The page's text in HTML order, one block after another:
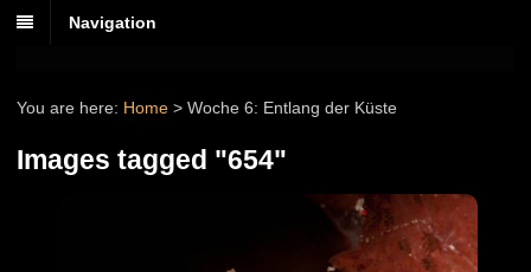
Navigation
You are here: Home > Woche 6: Entlang der Küste
Images tagged "654"